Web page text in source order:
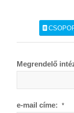
Megrendelő
e-mail címe: *